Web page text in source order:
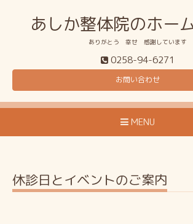
あしか整体院のホー
ありがとう 幸せ 感謝しています
0258-94-6271
お問い合わせ
MENU
休診日とイベントのご案内